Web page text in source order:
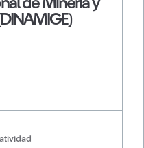
de Minería y